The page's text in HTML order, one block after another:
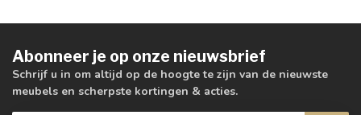
Abonneer je op onze nieuwsbrief
Schrijf u in om altijd op de hoogte te zijn van de nieuwste
meubels en scherpste kortingen & acties.